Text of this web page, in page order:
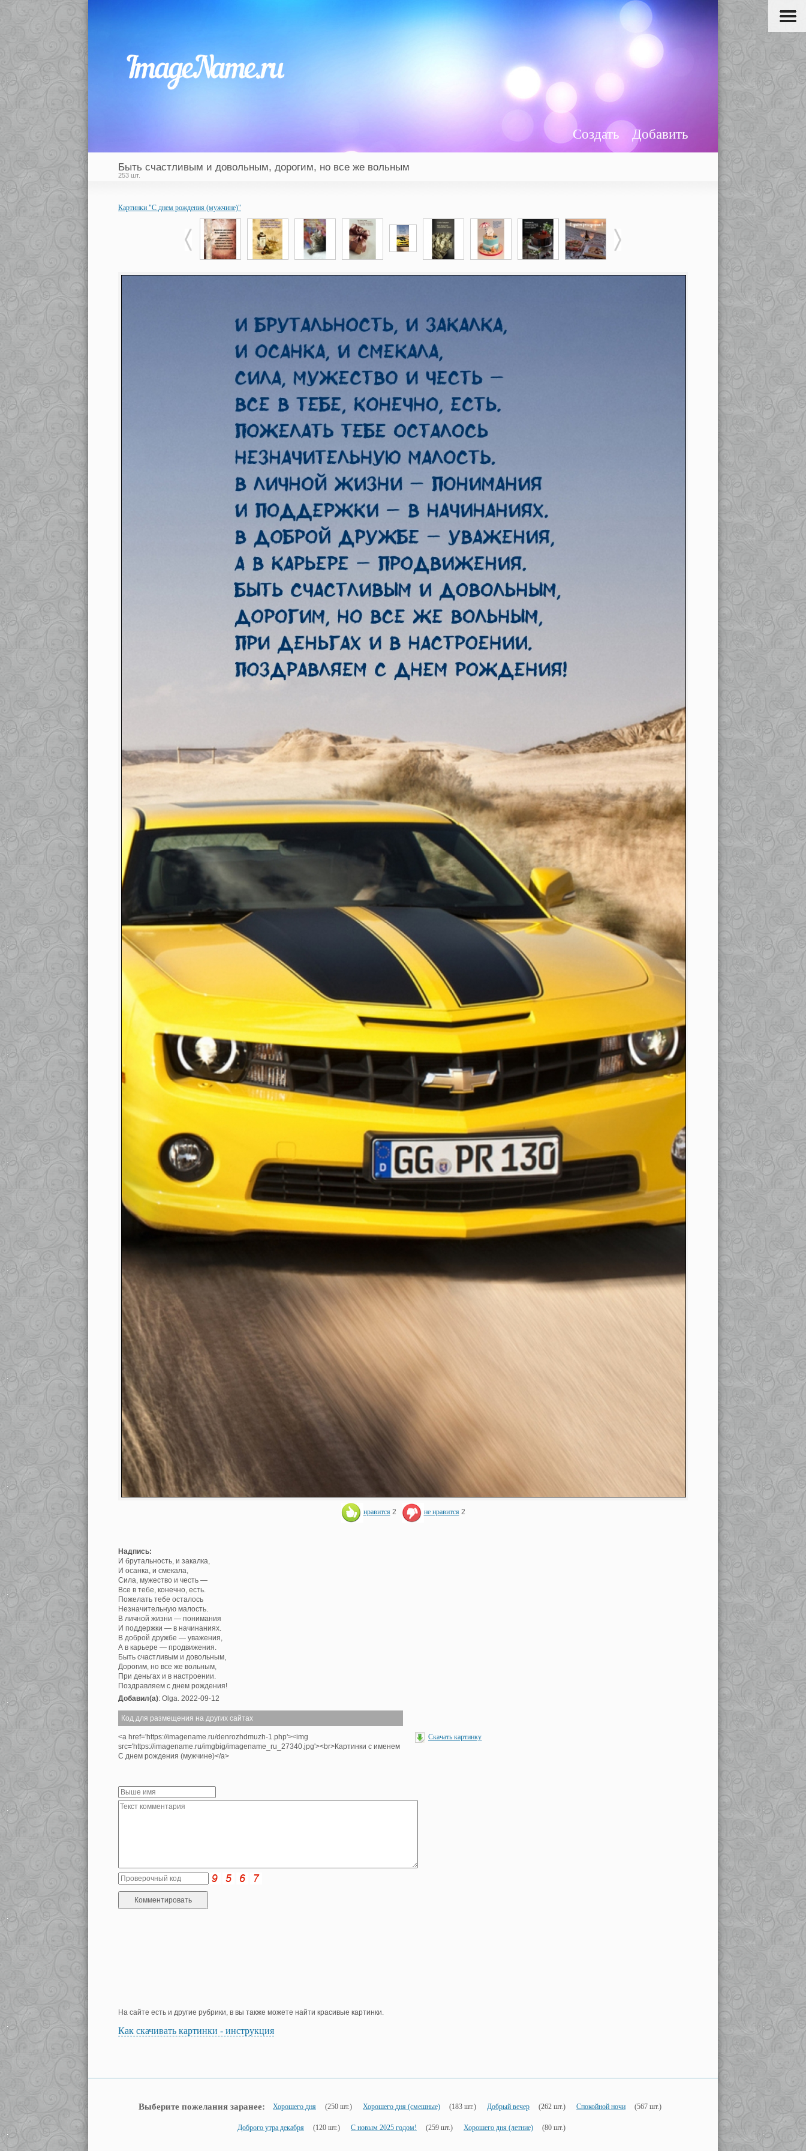
Добавить
Создать
Быть счастливым и довольным, дорогим, но все же вольным
253 шт.
Картинки "С днем рождения (мужчине)"
нравится 2 не нравится 2
Надпись:
И брутальность, и закалка,
И осанка, и смекала,
Сила, мужество и честь —
Все в тебе, конечно, есть.
Пожелать тебе осталось
Незначительную малость.
В личной жизни — понимания
И поддержки — в начинаниях.
В доброй дружбе — уважения,
А в карьере — продвижения.
Быть счастливым и довольным,
Дорогим, но все же вольным,
При деньгах и в настроении.
Поздравляем с днем рождения!
Добавил(а): Olga. 2022-09-12
Код для размещения на других сайтах
<a href='https://imagename.ru/denrozhdmuzh-1.php'><img
src='https://imagename.ru/imgbig/imagename_ru_27340.jpg'><br>Картинки с именем
С днем рождения (мужчине)</a>
Скачать картинку
На сайте есть и другие рубрики, в вы также можете найти красивые картинки.
Как скачивать картинки - инструкция
Выберите пожелания заранее: Хорошего дня (250 шт.) Хорошего дня (смешные) (183 шт.) Добрый вечер (262 шт.) Спокойной ночи (567 шт.)
Доброго утра декабря (120 шт.) С новым 2025 годом! (259 шт.) Хорошего дня (летние) (80 шт.)